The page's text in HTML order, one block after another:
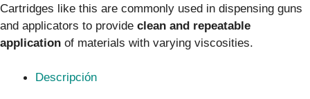
Cartridges like this are commonly used in dispensing guns
and applicators to provide clean and repeatable
application of materials with varying viscosities.
Descripción